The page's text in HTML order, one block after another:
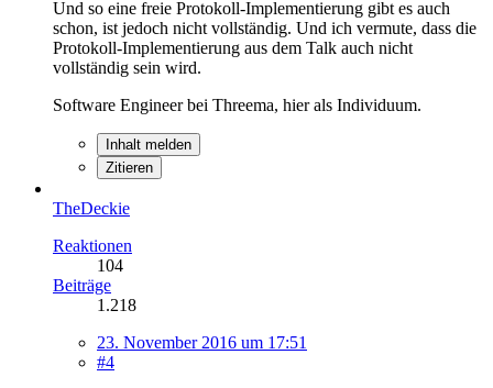
Und so eine freie Protokoll-Implementierung gibt es auch
schon, ist jedoch nicht vollständig. Und ich vermute, dass die
Protokoll-Implementierung aus dem Talk auch nicht
vollständig sein wird.
Software Engineer bei Threema, hier als Individuum.
Inhalt melden
Zitieren
TheDeckie
Reaktionen
104
Beiträge
1.218
23. November 2016 um 17:51
#4